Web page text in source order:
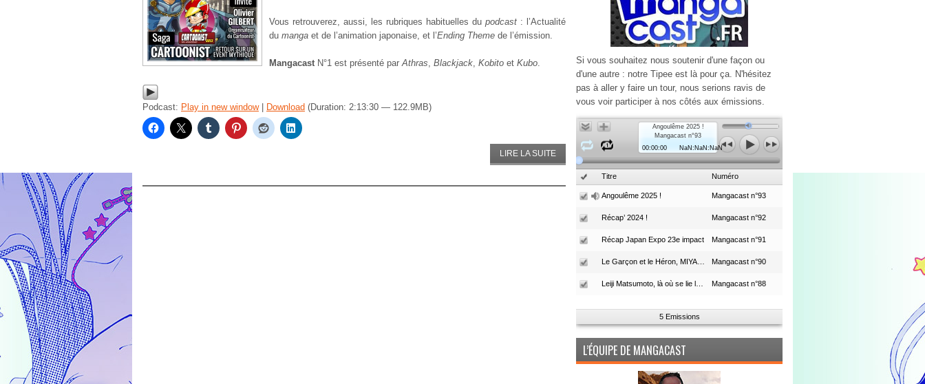
Vous retrouverez, aussi, les rubriques habituelles du podcast : l’Actualité
du manga et de l’animation japonaise, et l’Ending Theme de l’émission.
Mangacast N°1 est présenté parAthras, Blackjack, Kobito et Kubo.
Podcast: Play in new window| Download (Duration: 2:13:30 — 122.9MB)
LIRE LA SUITE
Si vous souhaitez nous soutenir d'une façon ou
d'une autre : notre Tipee est là pour ça. N'hésitez
pas à aller y faire un tour, nous serions ravis de
vous voir participer à nos côtés aux émissions.
Angoulême 2025 !
Mangacast n°93
00:00:00
NaN:NaN:NaN
Titre Numéro
Angoulême 2025 ! Mangacast n°93
Récap’ 2024 ! Mangacast n°92
Récap Japan Expo 23e impact Mangacast n°91
Mangacast n°90
Mangacast n°88
5 Emissions
L’ÉQUIPE DE MANGACAST